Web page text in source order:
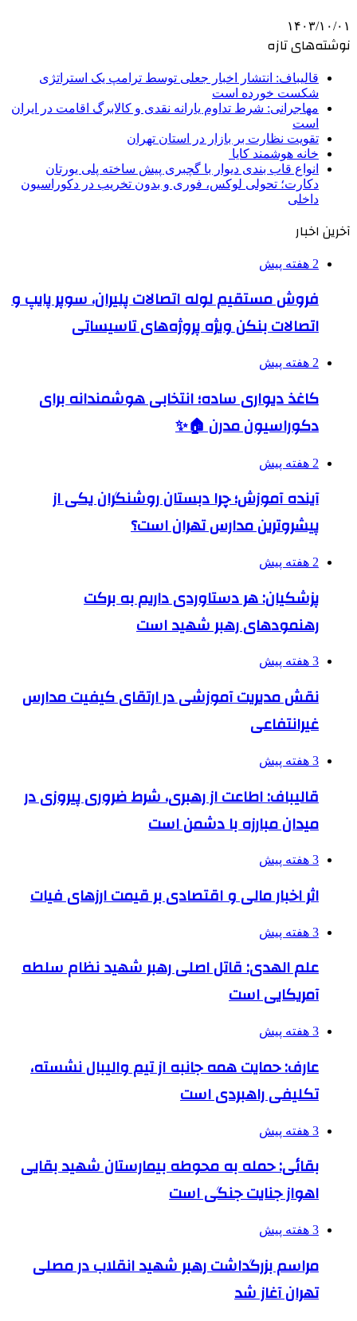
۱۴۰۳/۱۰/۰۱
نوشته‌های تازه
قالیباف: انتشار اخبار جعلی توسط ترامپ یک استراتژی
شکست خورده است
مهاجرانی: شرط تداوم یارانه نقدی و کالابرگ اقامت در ایران
است
تقویت نظارت بر بازار در استان تهران
خانه هوشمند کایا
انواع قاب بندی دیوار با گچبری پیش ساخته پلی یورتان
دکارت؛ تحولی لوکس، فوری و بدون تخریب در دکوراسیون
داخلی
آخرین اخبار
2 هفته پیش
فروش مستقیم لوله اتصالات پلیران، سوپر پایپ و
اتصالات بنکن ویژه پروژه‌های تاسیساتی
2 هفته پیش
کاغذ دیواری ساده؛ انتخابی هوشمندانه برای
دکوراسیون مدرن 🏠✨
2 هفته پیش
آینده آموزش؛ چرا دبستان روشنگران یکی از
پیشروترین مدارس تهران است؟
2 هفته پیش
پزشکیان: هر دستاوردی داریم به برکت
رهنمودهای رهبر شهید است
3 هفته پیش
نقش مدیریت آموزشی در ارتقای کیفیت مدارس
غیرانتفاعی
3 هفته پیش
قالیباف: اطاعت از رهبری، شرط ضروری پیروزی در
میدان مبارزه با دشمن است
3 هفته پیش
اثر اخبار مالی و اقتصادی بر قیمت ارزهای فیات
3 هفته پیش
علم الهدی: قاتل اصلی رهبر شهید نظام سلطه
آمریکایی است
3 هفته پیش
عارف: حمایت همه جانبه از تیم والیبال نشسته،
تکلیفی راهبردی است
3 هفته پیش
بقائی: حمله به محوطه بیمارستان شهید بقایی
اهواز جنایت جنگی است
3 هفته پیش
مراسم بزرگداشت رهبر شهید انقلاب در مصلی
تهران آغاز شد